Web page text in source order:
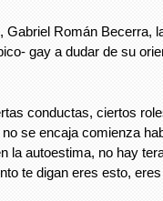
Gabriel Román Becerra,
gay a dudar de su
conductas, ciertos
se encaja comienza
la autoestima, no hay
te digan eres esto, eres